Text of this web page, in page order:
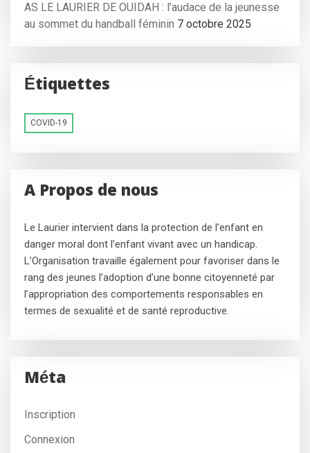
AS LE LAURIER DE OUIDAH : l’audace de la jeunesse
au sommet du handball féminin 7 octobre 2025
Étiquettes
COVID-19
A Propos de nous
Le Laurier intervient dans la protection de l’enfant en
danger moral dont l’enfant vivant avec un handicap.
L’Organisation travaille également pour favoriser dans le
rang des jeunes l’adoption d’une bonne citoyenneté par
l’appropriation des comportements responsables en
termes de sexualité et de santé reproductive.
Méta
Inscription
Connexion